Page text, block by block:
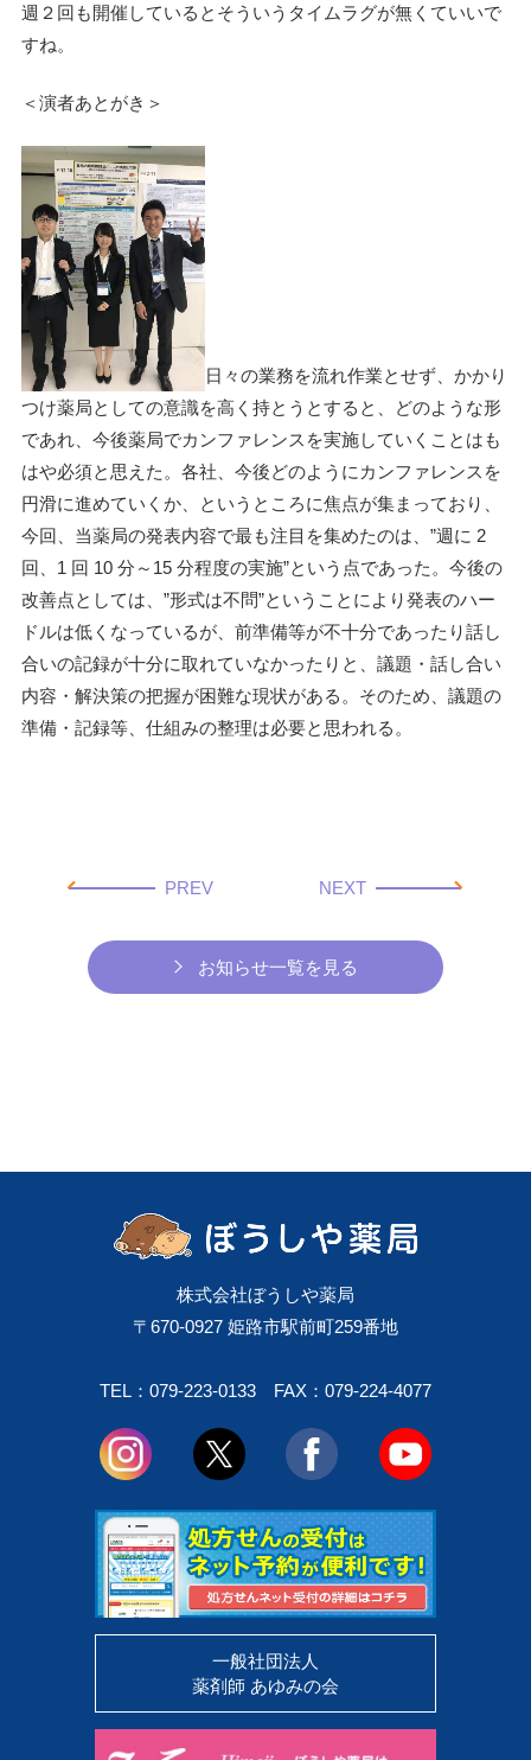
週２回も開催しているとそういうタイムラグが無くていいで
すね。
＜演者あとがき＞
日々の業務を流れ作業とせず、かかり
つけ薬局としての意識を高く持とうとすると、どのような形
であれ、今後薬局でカンファレンスを実施していくことはも
はや必須と思えた。各社、今後どのようにカンファレンスを
円滑に進めていくか、というところに焦点が集まっており、
今回、当薬局の発表内容で最も注目を集めたのは、”週に 2
回、1 回 10 分～15 分程度の実施”という点であった。今後の
改善点としては、”形式は不問”ということにより発表のハー
ドルは低くなっているが、前準備等が不十分であったり話し
合いの記録が十分に取れていなかったりと、議題・話し合い
内容・解決策の把握が困難な現状がある。そのため、議題の
準備・記録等、仕組みの整理は必要と思われる。
PREV
お知らせ一覧を見る
NEXT
株式会社ぼうしや薬局
〒670-0927 姫路市駅前町259番地
TEL：079-223-0133 FAX：079-224-4077
一般社団法人
薬剤師 あゆみの会